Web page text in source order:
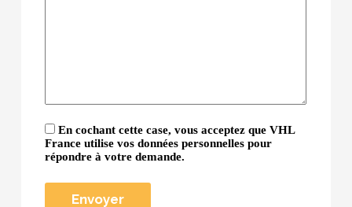
En cochant cette case, vous acceptez que VHL
France utilise vos données personnelles pour
répondre à votre demande.